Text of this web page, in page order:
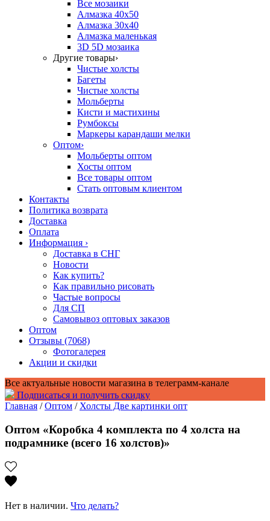
Все мозаики
Алмазка 40х50
Алмазка 30х40
Алмазка маленькая
3D 5D мозаика
Другие товары›
Чистые холсты
Багеты
Чистые холсты
Мольберты
Кисти и мастихины
Румбоксы
Маркеры карандаши мелки
Оптом›
Мольберты оптом
Хосты оптом
Все товары оптом
Стать оптовым клиентом
Контакты
Политика возврата
Доставка
Оплата
Информация ›
Доставка в СНГ
Новости
Как купить?
Как правильно рисовать
Частые вопросы
Для СП
Самовывоз оптовых заказов
Оптом
Отзывы (7068)
Фотогалерея
Акции и скидки
Все актуальные новости магазина в телеграмм-канале
Подписаться и получить скидку
Главная /Оптом / Холсты Две картинки опт
Оптом «Коробка 4 комплекта по 4 холста на
подрамнике (всего 16 холстов)»
Нет в наличии. Что делать?